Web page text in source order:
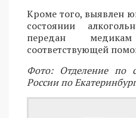
Кроме того, выявлен
состоянии
передан
соответствующей
Фото: Отделение
России по